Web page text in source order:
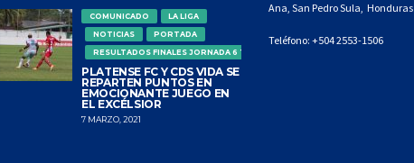
COMUNICADO
LA LIGA
NOTICIAS
PORTADA
RESULTADOS FINALES JORNADA 6 TORNEO CLAUSURA
PLATENSE FC Y CDS VIDA SE
REPARTEN PUNTOS EN
EMOCIONANTE JUEGO EN
EL EXCÉLSIOR
7 MARZO, 2021
Ana, San Pedro Sula, Honduras
Teléfono: +504 2553-1506